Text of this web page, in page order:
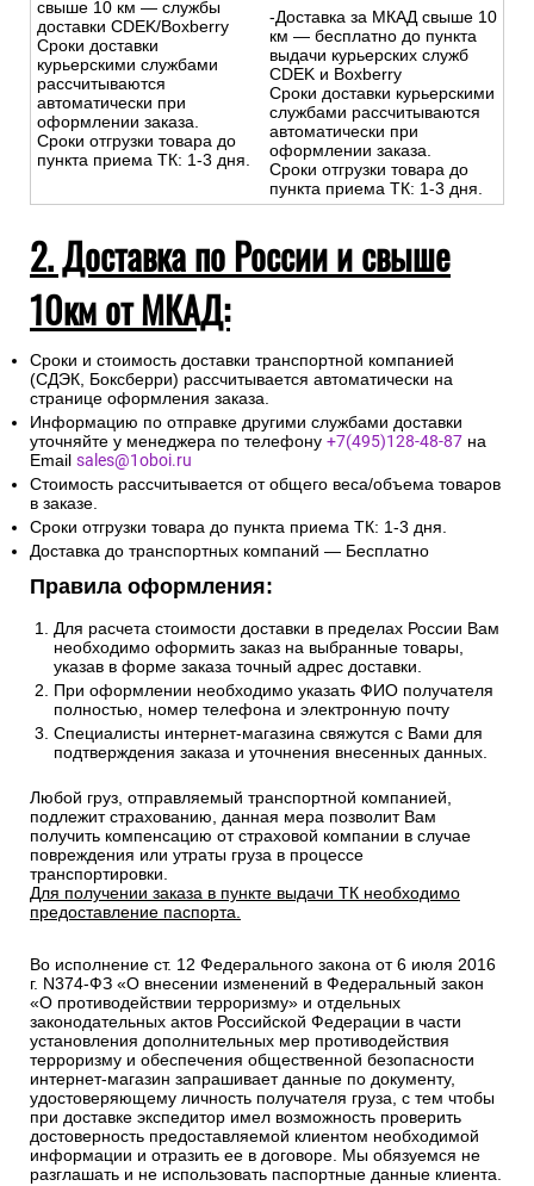
свыше 10 км — службы
доставки CDEK/Boxberry
Сроки доставки
курьерскими службами
рассчитываются
автоматически при
оформлении заказа.
Сроки отгрузки товара до
пункта приема ТК: 1-3 дня.
-Доставка за МКАД свыше 10
км — бесплатно до пункта
выдачи курьерских служб
CDEK и Boxberry
Сроки доставки курьерскими
службами рассчитываются
автоматически при
оформлении заказа.
Сроки отгрузки товара до
пункта приема ТК: 1-3 дня.
2. Доставка по России и свыше
10км от МКАД:
Сроки и стоимость доставки транспортной компанией
(СДЭК, Боксберри) рассчитывается автоматически на
странице оформления заказа.
Информацию по отправке другими службами доставки
уточняйте у менеджера по телефону +7(495)128-48-87 на
Email sales@1oboi.ru
Стоимость рассчитывается от общего веса/объема товаров
в заказе.
Сроки отгрузки товара до пункта приема ТК: 1-3 дня.
Доставка до транспортных компаний — Бесплатно
Правила оформления:
Для расчета стоимости доставки в пределах России Вам
необходимо оформить заказ на выбранные товары,
указав в форме заказа точный адрес доставки.
При оформлении необходимо указать ФИО получателя
полностью, номер телефона и электронную почту
Специалисты интернет-магазина свяжутся с Вами для
подтверждения заказа и уточнения внесенных данных.
Любой груз, отправляемый транспортной компанией,
подлежит страхованию, данная мера позволит Вам
получить компенсацию от страховой компании в случае
повреждения или утраты груза в процессе
транспортировки.
Для получении заказа в пункте выдачи ТК необходимо
предоставление паспорта.
Во исполнение ст. 12 Федерального закона от 6 июля 2016
г. N374-ФЗ «О внесении изменений в Федеральный закон
«О противодействии терроризму» и отдельных
законодательных актов Российской Федерации в части
установления дополнительных мер противодействия
терроризму и обеспечения общественной безопасности
интернет-магазин запрашивает данные по документу,
удостоверяющему личность получателя груза, с тем чтобы
при доставке экспедитор имел возможность проверить
достоверность предоставляемой клиентом необходимой
информации и отразить ее в договоре. Мы обязуемся не
разглашать и не использовать паспортные данные клиента.